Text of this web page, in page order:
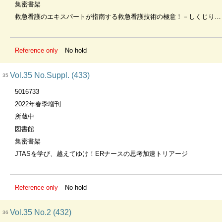
集密書架
救急看護のエキスパートが指南する救急看護技術の極意！－しくじりはこれでさよなら
Reference only No hold
35 Vol.35 No.Suppl. (433)
5016733
2022年春季増刊
所蔵中
図書館
集密書架
JTASを学び、越えてゆけ！ERナースの思考加速トリアージ
Reference only No hold
36 Vol.35 No.2 (432)